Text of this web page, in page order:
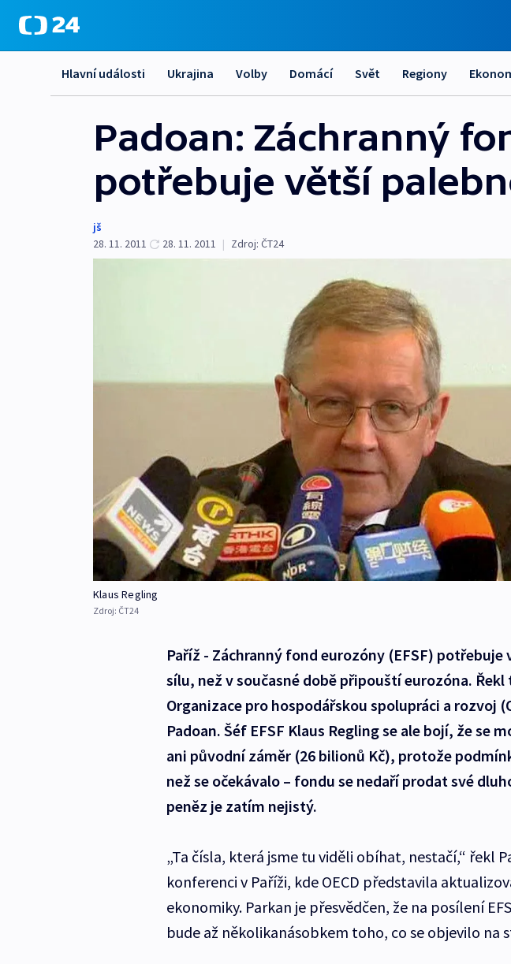
Hlavní události Ukrajina Volby Domácí Svět Regiony
Padoan: Záchranný
potřebuje větší
jš
28. 11. 2011
28. 11. 2011 | Zdroj: ČT24
Klaus Regling
Zdroj: ČT24
Paříž - Záchranný fond eurozóny (EFSF) potřebuje
sílu, než v současné době připouští eurozóna.
Organizace pro hospodářskou spolupráci a rozvoj
Padoan. Šéf EFSF Klaus Regling se ale bojí, že se
ani původní záměr (26 bilionů Kč), protože
než se očekávalo – fondu se nedaří prodat své
peněz je zatím nejistý.
„Ta čísla, která jsme tu viděli obíhat, nestačí,“ řekl
konferenci v Paříži, kde OECD představila
ekonomiky. Parkan je přesvědčen, že na posílení
bude až několikanásobkem toho, co se objevilo na